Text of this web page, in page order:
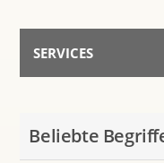
SERVICES
Mit dem Assistenten
Beliebte